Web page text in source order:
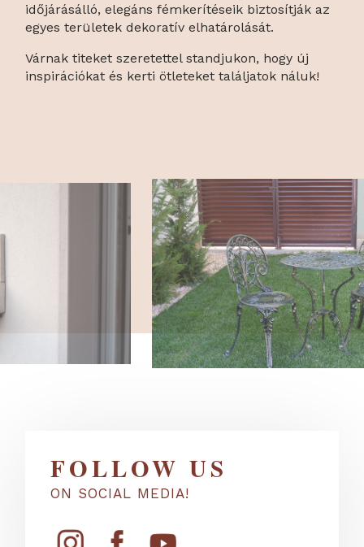
időjárásálló, elegáns fémkerítéseik biztosítják az
egyes területek dekoratív elhatárolását.
Várnak titeket szeretettel standjukon, hogy új
inspirációkat és kerti ötleteket találjatok náluk!
FOLLOW US
ON SOCIAL MEDIA!